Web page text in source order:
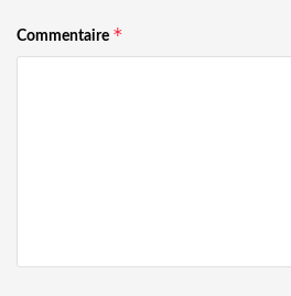
Commentaire *